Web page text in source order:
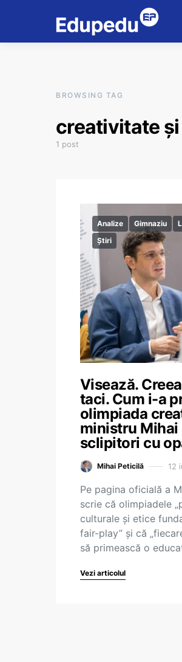
BROWSING TAG
creativitate
1 post
Analize Gimnaziu
Știri
Visează.
taci. Cum i-a
olimpiada
ministru Mihai
sclipitori cu
Mihai Peticilă 12
Pe pagina oficială a
scrie că olimpiadele
culturale și etice
fair-play” și că
să primească o
Vezi articolul